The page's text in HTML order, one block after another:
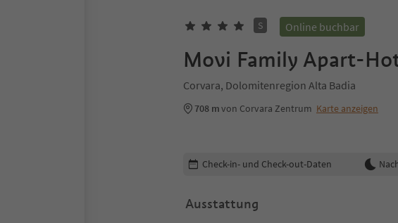
S Online buchbar
Movi Family Apart-
Corvara, Dolomitenregion Alta Badia
708 mvon Corvara Zentrum Karte anzeigen
Buchungsdetails bearbeiten
Check-in- und Check-out-Daten
Ausstattung